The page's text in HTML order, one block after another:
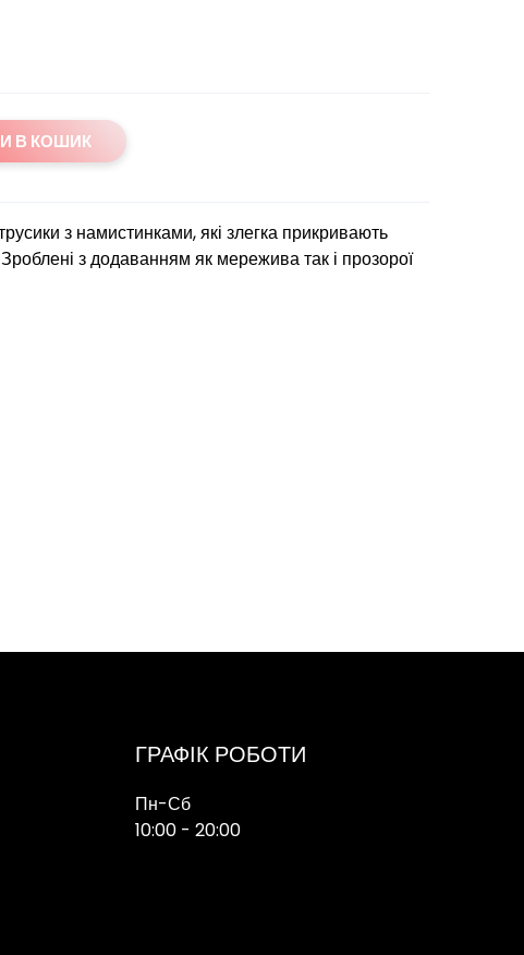
В КОШИК
з намистинками, які злегка прикривають
з додаванням як мережива так і прозорої
ГРАФІК РОБОТИ
Пн-Сб
10:00 - 20:00